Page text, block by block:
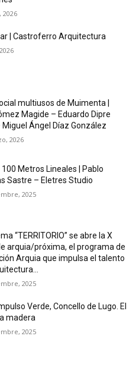
2026
| Castroferro Arquitectura
multiusos de Muimenta |
Magide – Eduardo Dipre
Ángel Díaz González
2026
100 Metros Lineales | Pablo
Sastre – Eletres Studio
2025
“TERRITORIO” se abre la X
arquia/próxima, el programa de
Arquia que impulsa el talento
2025
Verde, Concello de Lugo. El
madera
2025